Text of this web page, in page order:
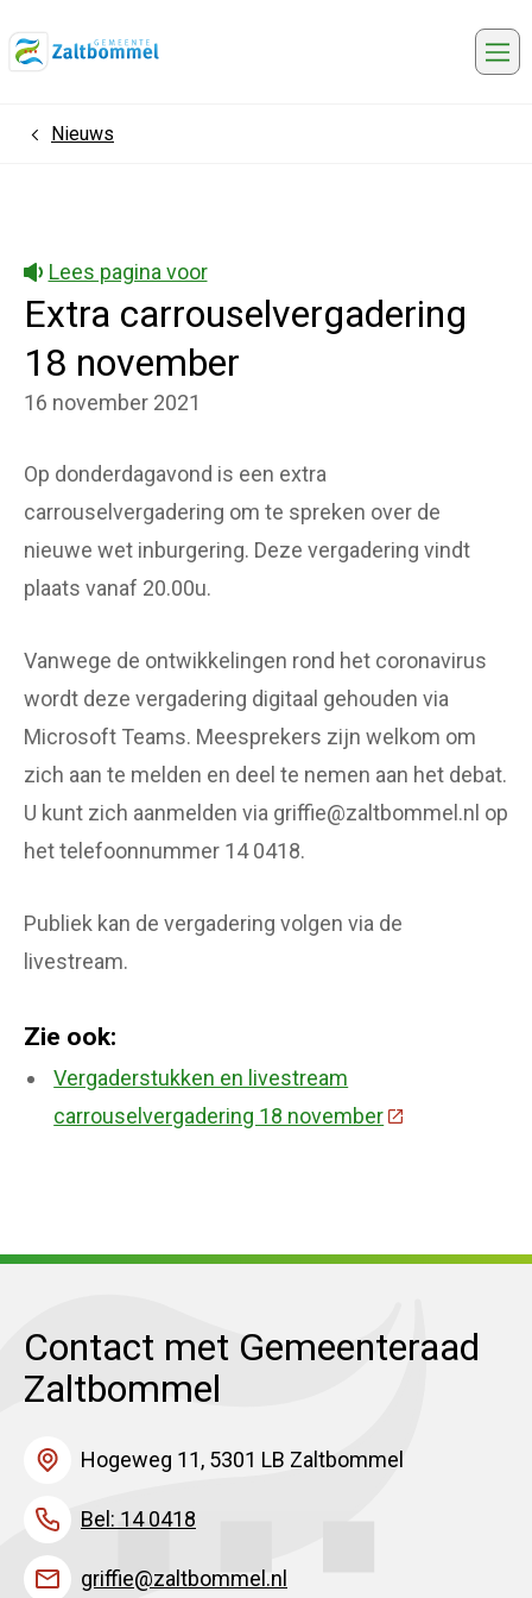
HomeNieuws
Lees pagina voor
Extra carrouselvergadering
18 november
16 november 2021
Op donderdagavond is een extra
carrouselvergadering om te spreken over de
nieuwe wet inburgering. Deze vergadering vindt
plaats vanaf 20.00u.
Vanwege de ontwikkelingen rond het coronavirus
wordt deze vergadering digitaal gehouden via
Microsoft Teams. Meesprekers zijn welkom om
zich aan te melden en deel te nemen aan het debat.
U kunt zich aanmelden via griffie@zaltbommel.nl op
het telefoonnummer 14 0418.
Publiek kan de vergadering volgen via de
livestream.
Zie ook:
Vergaderstukken en livestream
carrouselvergadering 18 november(Deze link
Contact met Gemeenteraad
Zaltbommel
Hogeweg 11, 5301 LB Zaltbommel
Bel: 14 0418
griffie@zaltbommel.nl